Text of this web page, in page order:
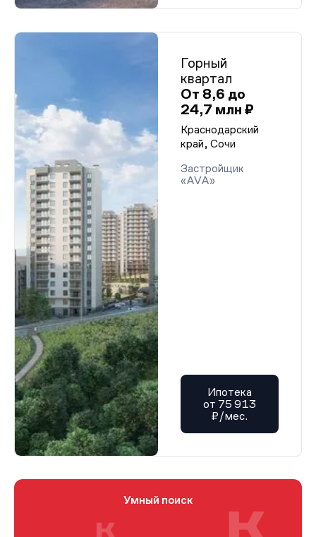
Горный
квартал
От 8,6 до
24,7 млн ₽
Краснодарский
край, Сочи
Застройщик
«AVA»
Ипотека
от 75 913
₽/мес.
Умный поиск